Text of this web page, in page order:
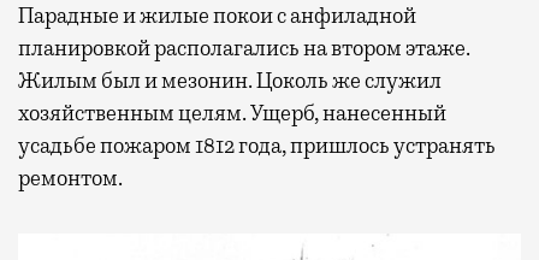
Парадные и жилые покои с анфиладной
планировкой располагались на втором этаже.
Жилым был и мезонин. Цоколь же служил
хозяйственным целям. Ущерб, нанесенный
усадьбе пожаром 1812 года, пришлось устранять
ремонтом.